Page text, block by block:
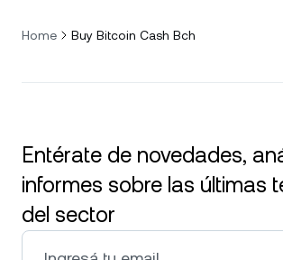
Home Buy Bitcoin Cash Bch
Entérate de novedades,
informes sobre las últimas
del sector